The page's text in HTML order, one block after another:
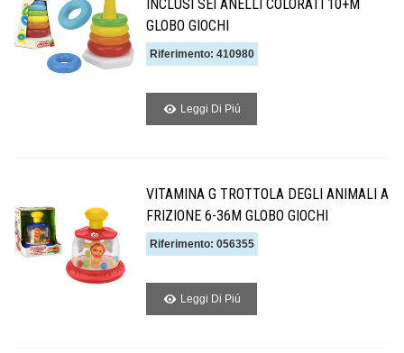
INCLUSI SEI ANELLI COLORATI 10+M
GLOBO GIOCHI
Riferimento: 410980
Leggi Di Piú
VITAMINA G TROTTOLA DEGLI ANIMALI A
FRIZIONE 6-36M GLOBO GIOCHI
Riferimento: 056355
Leggi Di Piú